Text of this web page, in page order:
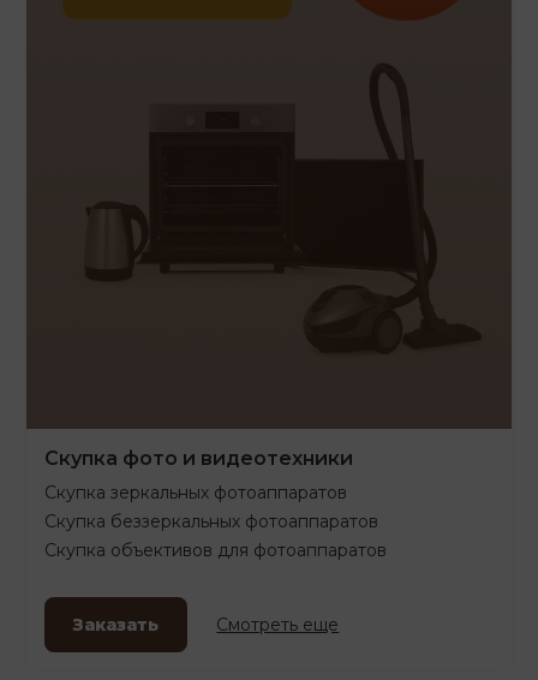
Скупка фото и видеотехники
Скупка зеркальных фотоаппаратов
Скупка беззеркальных фотоаппаратов
Скупка объективов для фотоаппаратов
Заказать Смотреть еще